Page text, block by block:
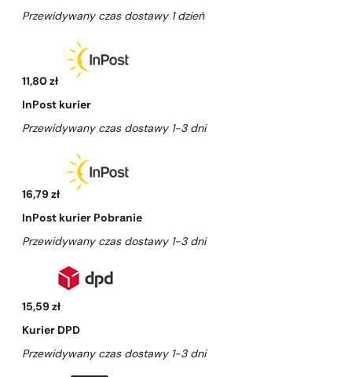
Przewidywany czas dostawy 1 dzień
11,80 zł
InPost kurier
Przewidywany czas dostawy 1-3 dni
16,79 zł
InPost kurier Pobranie
Przewidywany czas dostawy 1-3 dni
15,59 zł
Kurier DPD
Przewidywany czas dostawy 1-3 dni